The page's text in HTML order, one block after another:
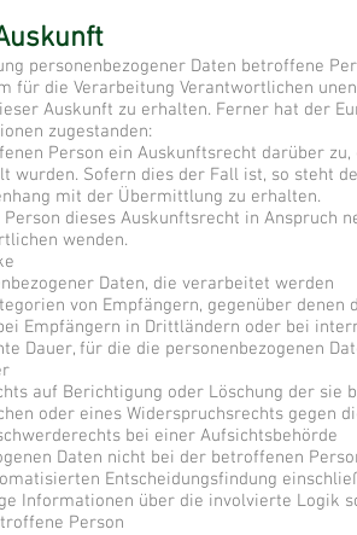
personenbezogener Daten betroffene
für die Verarbeitung Verantwortlichen
Auskunft zu erhalten. Ferner hat der
zugestanden:
Person ein Auskunftsrecht darüber
wurden. Sofern dies der Fall ist, so steht
mit der Übermittlung zu erhalten.
dieses Auskunftsrecht in
wenden.
Daten, die verarbeitet werden
von Empfängern, gegenüber
Empfängern in Drittländern oder bei
Dauer, für die die personenbezogenen
auf Berichtigung oder Löschung der
oder eines Widerspruchsrechts gegen
bei einer Aufsichtsbehörde
Daten nicht bei der betroffenen
Entscheidungsfindung
Informationen über die involvierte Logik
Person